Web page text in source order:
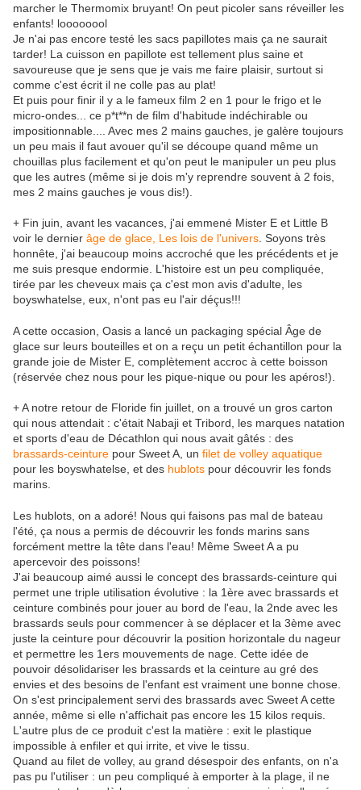
marcher le Thermomix bruyant! On peut picoler sans réveiller les
enfants! loooooool
Je n'ai pas encore testé les sacs papillotes mais ça ne saurait
tarder! La cuisson en papillote est tellement plus saine et
savoureuse que je sens que je vais me faire plaisir, surtout si
comme c'est écrit il ne colle pas au plat!
Et puis pour finir il y a le fameux film 2 en 1 pour le frigo et le
micro-ondes... ce p*t**n de film d'habitude indéchirable ou
impositionnable.... Avec mes 2 mains gauches, je galère toujours
un peu mais il faut avouer qu'il se découpe quand même un
chouillas plus facilement et qu'on peut le manipuler un peu plus
que les autres (même si je dois m'y reprendre souvent à 2 fois,
mes 2 mains gauches je vous dis!).
+ Fin juin, avant les vacances, j'ai emmené Mister E et Little B
voir le dernier âge de glace, Les lois de l'univers . Soyons très
honnête, j'ai beaucoup moins accroché que les précédents et je
me suis presque endormie. L'histoire est un peu compliquée,
tirée par les cheveux mais ça c'est mon avis d'adulte, les
boyswhatelse, eux, n'ont pas eu l'air déçus!!!
A cette occasion, Oasis a lancé un packaging spécial Âge de
glace sur leurs bouteilles et on a reçu un petit échantillon pour la
grande joie de Mister E, complètement accroc à cette boisson
(réservée chez nous pour les pique-nique ou pour les apéros!).
+ A notre retour de Floride fin juillet, on a trouvé un gros carton
qui nous attendait : c'était Nabaji et Tribord, les marques natation
et sports d'eau de Décathlon qui nous avait gâtés : des
brassards-ceinture pour Sweet A, un filet de volley aquatique
pour les boyswhatelse, et des hublots pour découvrir les fonds
marins.
Les hublots, on a adoré! Nous qui faisons pas mal de bateau
l'été, ça nous a permis de découvrir les fonds marins sans
forcément mettre la tête dans l'eau! Même Sweet A a pu
apercevoir des poissons!
J'ai beaucoup aimé aussi le concept des brassards-ceinture qui
permet une triple utilisation évolutive : la 1ère avec brassards et
ceinture combinés pour jouer au bord de l'eau, la 2nde avec les
brassards seuls pour commencer à se déplacer et la 3ème avec
juste la ceinture pour découvrir la position horizontale du nageur
et permettre les 1ers mouvements de nage. Cette idée de
pouvoir désolidariser les brassards et la ceinture au gré des
envies et des besoins de l'enfant est vraiment une bonne chose.
On s'est principalement servi des brassards avec Sweet A cette
année, même si elle n'affichait pas encore les 15 kilos requis.
L'autre plus de ce produit c'est la matière : exit le plastique
impossible à enfiler et qui irrite, et vive le tissu.
Quand au filet de volley, au grand désespoir des enfants, on n'a
pas pu l'utiliser : un peu compliqué à emporter à la plage, il ne